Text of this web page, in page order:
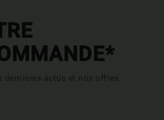
dernières actus et nos offres